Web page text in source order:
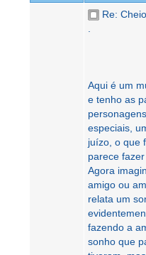
Re:
Aqui é um
e tenho as
especiais,
juízo, o que
parece
Agora
amigo ou
relata um
fazendo a
sonho que